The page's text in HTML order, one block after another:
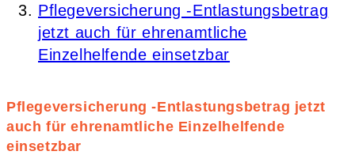
Pflegeversicherung -Entlastungsbetrag
jetzt auch für ehrenamtliche
Einzelhelfende einsetzbar
Pflegeversicherung -Entlastungsbetrag jetzt
auch für ehrenamtliche Einzelhelfende
einsetzbar